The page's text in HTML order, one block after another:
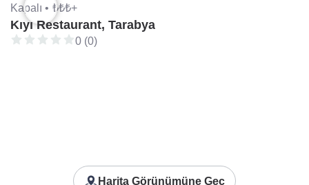
Harita Görünümüne Geç
Kapalı • ₺₺₺+
Kıyı Restaurant, Tarabya
0 (0)